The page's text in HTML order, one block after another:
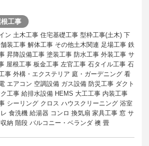
工事
ン 土木工事 住宅基礎工事 型枠工事(土木) 下
装工事 解体工事 その他土木関連 足場工事 鉄
昇降設備工事 塗装工事 防水工事 外装工事 サ
屋根工事 板金工事 左官工事 石タイル工事 石
事 外構・エクステリア 庭・ガーデニング 看
エアコン 空調設備 ガス設備 防災工事 ダクト
工事 給排水設備 HEMS 大工工事 内装工事
シーリング クロス ハウスクリーニング 浴室
食洗機 給湯器 コンロ 換気扇 家具工事 窓 サ
納 階段 バルコニー・ベランダ 襖 畳